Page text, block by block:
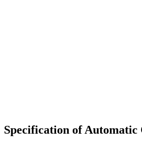
Specification of